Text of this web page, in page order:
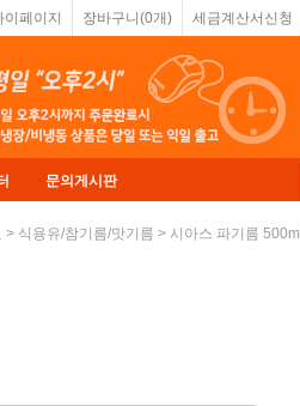
이페이지 장바구니(0개) 세금계산서신청
문의게시판
> 식용유/참기름/맛기름 > 시아스 파기름 500ml